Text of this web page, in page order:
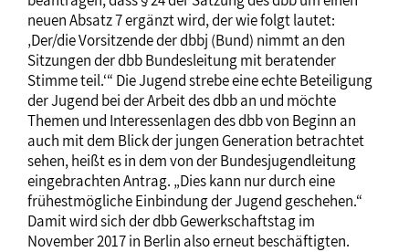
neuen Absatz 7 ergänzt wird, der wie folgt lautet:
‚Der/die Vorsitzende der dbbj (Bund) nimmt an den
Sitzungen der dbb Bundesleitung mit beratender
Stimme teil.‘“ Die Jugend strebe eine echte Beteiligung
der Jugend bei der Arbeit des dbb an und möchte
Themen und Interessenlagen des dbb von Beginn an
auch mit dem Blick der jungen Generation betrachtet
sehen, heißt es in dem von der Bundesjugendleitung
eingebrachten Antrag. „Dies kann nur durch eine
frühestmögliche Einbindung der Jugend geschehen.“
Damit wird sich der dbb Gewerkschaftstag im
November 2017 in Berlin also erneut beschäftigten.